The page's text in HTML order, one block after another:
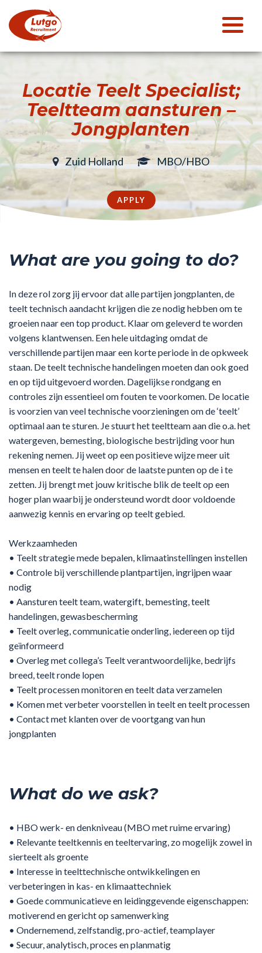
Locatie Teelt Specialist;
Teeltteam aansturen –
Jongplanten
Zuid Holland MBO/HBO
APPLY
What are you going to do?
In deze rol zorg jij ervoor dat alle partijen jongplanten, de
teelt technisch aandacht krijgen die ze nodig hebben om te
groeien naar een top product. Klaar om geleverd te worden
volgens klantwensen. Een hele uitdaging omdat de
verschillende partijen maar een korte periode in de opkweek
staan. De teelt technische handelingen moeten dan ook goed
en op tijd uitgevoerd worden. Dagelijkse rondgang en
controles zijn essentieel om fouten te voorkomen. De locatie
is voorzien van veel technische voorzieningen om de ‘teelt’
optimaal aan te sturen. Je stuurt het teeltteam aan die o.a. het
watergeven, bemesting, biologische bestrijding voor hun
rekening nemen. Jij weet op een positieve wijze meer uit
mensen en teelt te halen door de laatste punten op de i te
zetten. Jij brengt met jouw kritische blik de teelt op een
hoger plan waarbij je ondersteund wordt door voldoende
aanwezig kennis en ervaring op teelt gebied.
Werkzaamheden
• Teelt strategie mede bepalen, klimaatinstellingen instellen
• Controle bij verschillende plantpartijen, ingrijpen waar
nodig
• Aansturen teelt team, watergift, bemesting, teelt
handelingen, gewasbescherming
• Teelt overleg, communicatie onderling, iedereen op tijd
geïnformeerd
• Overleg met collega’s Teelt verantwoordelijke, bedrijfs
breed, teelt ronde lopen
• Teelt processen monitoren en teelt data verzamelen
• Komen met verbeter voorstellen in teelt en teelt processen
• Contact met klanten over de voortgang van hun
jongplanten
What do we ask?
• HBO werk- en denkniveau (MBO met ruime ervaring)
• Relevante teeltkennis en teeltervaring, zo mogelijk zowel in
sierteelt als groente
• Interesse in teelttechnische ontwikkelingen en
verbeteringen in kas- en klimaattechniek
• Goede communicatieve en leidinggevende eigenschappen:
motiverend en gericht op samenwerking
• Ondernemend, zelfstandig, pro-actief, teamplayer
• Secuur, analytisch, proces en planmatig